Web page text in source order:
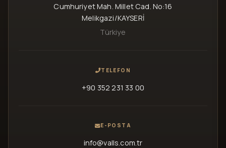
Cumhuriyet Mah. Millet Cad. No:16
Melikgazi/KAYSERİ
Türkiye
TELEFON
+90 352 231 33 00
E-POSTA
info@valls.com.tr